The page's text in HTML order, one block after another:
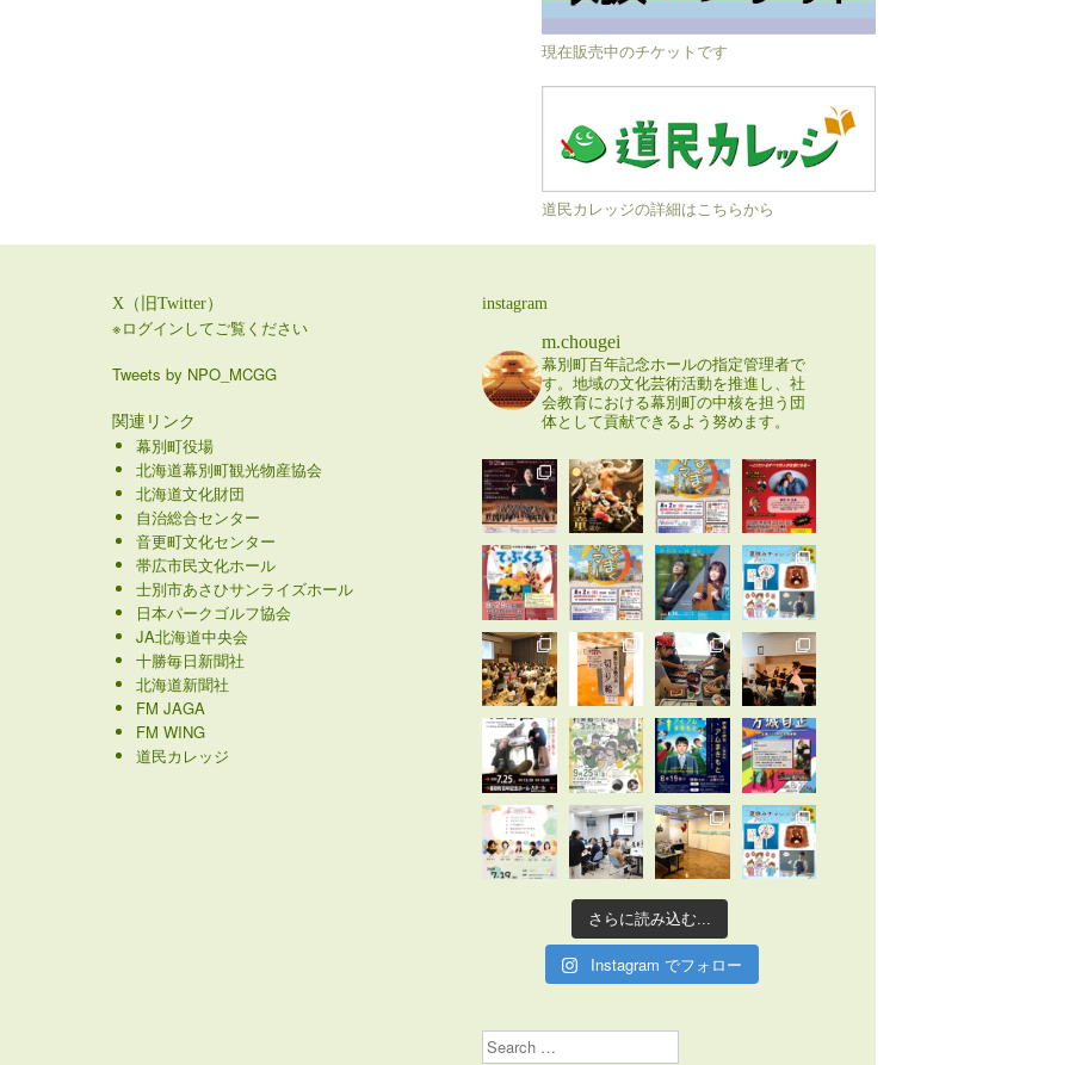
現在販売中のチケットです
道民カレッジの詳細はこちらから
X（旧Twitter）
※ログインしてご覧ください
Tweets by NPO_MCGG
関連リンク
幕別町役場
北海道幕別町観光物産協会
北海道文化財団
自治総合センター
音更町文化センター
帯広市民文化ホール
士別市あさひサンライズホール
日本パークゴルフ協会
JA北海道中央会
十勝毎日新聞社
北海道新聞社
FM JAGA
FM WING
道民カレッジ
instagram
m.chougei
幕別町百年記念ホールの指定管理者で
す。地域の文化芸術活動を推進し、社
会教育における幕別町の中核を担う団
体として貢献できるよう努めます。
さらに読み込む...
Instagram でフォロー
Search